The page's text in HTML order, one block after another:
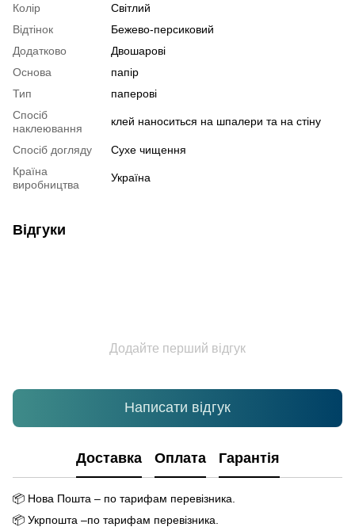
Колір
Світлий
Відтінок
Бежево-персиковий
Додатково
Двошарові
Основа
папір
Тип
паперові
Спосіб
наклеювання
клей наноситься на шпалери та на стіну
Спосіб догляду
Cухе чищення
Країна
виробництва
Україна
Відгуки
Додайте перший відгук
Написати відгук
Доставка Оплата Гарантія
📦 Нова Пошта – по тарифам перевізника.
📦 Укрпошта –по тарифам перевізника.